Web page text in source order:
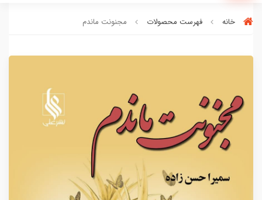
خانه فهرست محصولات مجنونت ماندم